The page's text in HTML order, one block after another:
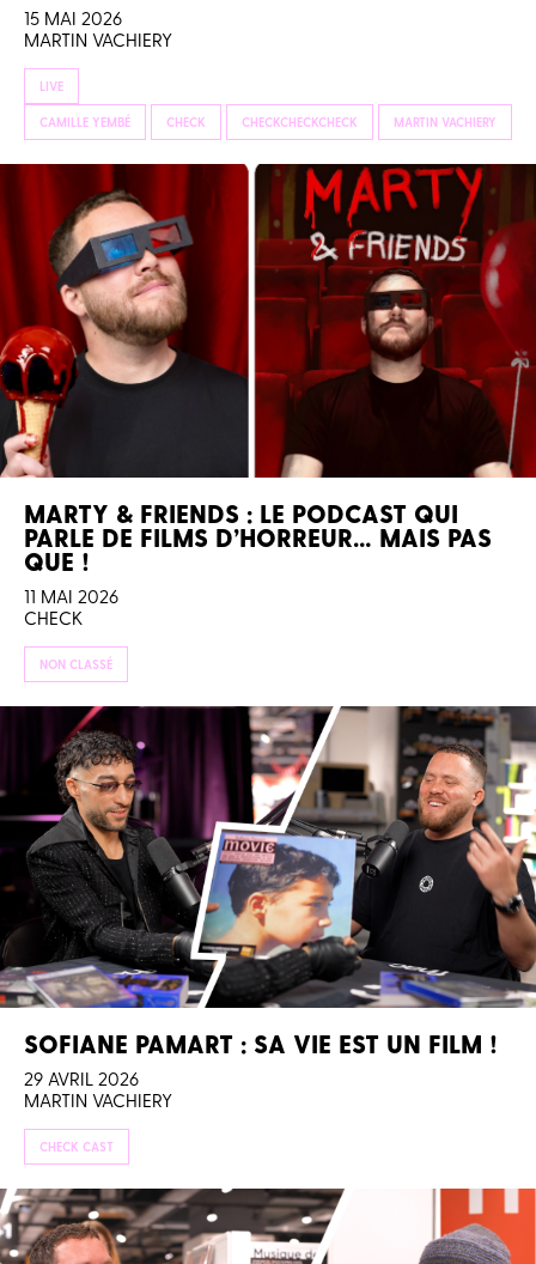
15 MAI 2026
MARTIN VACHIERY
LIVE
CAMILLE YEMBÉ CHECK CHECKCHECKCHECK MARTIN VACHIERY
MARTY & FRIENDS : LE PODCAST QUI
PARLE DE FILMS D’HORREUR… MAIS PAS
QUE !
11 MAI 2026
CHECK
NON CLASSÉ
SOFIANE PAMART : SA VIE EST UN FILM !
29 AVRIL 2026
MARTIN VACHIERY
CHECK CAST